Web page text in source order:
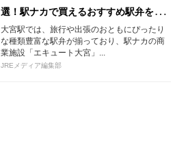
選！駅ナカで買えるおすすめ駅弁を徹
底紹介！
大宮駅では、旅行や出張のおともにぴったり
な種類豊富な駅弁が揃っており、駅ナカの商
業施設「エキュート大宮」...
JREメディア編集部